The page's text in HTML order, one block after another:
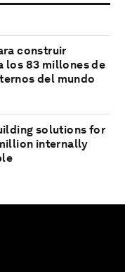
construir
los 83 millones de
del mundo
solutions for
internally